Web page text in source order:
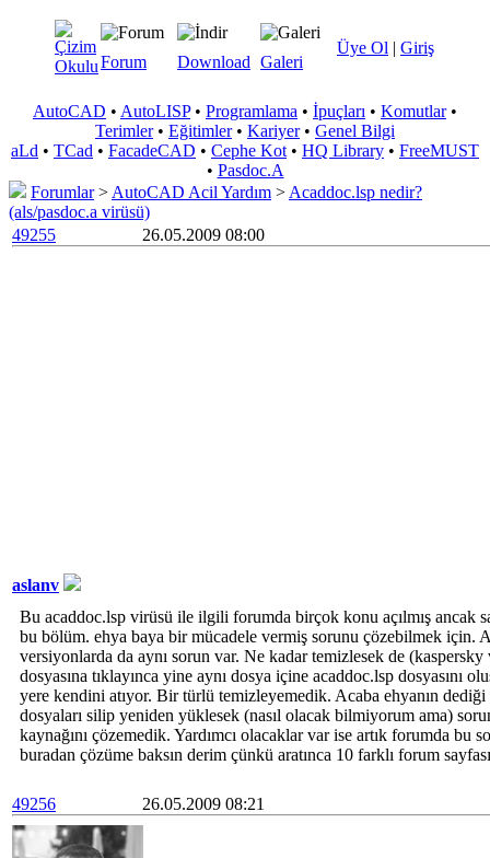
Üye Ol | Giriş
Forum Download Galeri
AutoCAD • AutoLISP• Programlama • İpuçları • Komutlar•
Terimler• Eğitimler• Kariyer• Genel Bilgi
aLd • TCad • FacadeCAD • Cephe Kot • HQ Library • FreeMUST
• Pasdoc.A
Forumlar> AutoCAD Acil Yardım > Acaddoc.lsp nedir?
(als/pasdoc.a virüsü)
49255
26.05.2009 08:00
aslanv
Bu acaddoc.lsp virüsü ile ilgili forumda birçok konu açılmış ancak
bu bölüm. ehya baya bir mücadele vermiş sorunu çözebilmek için.
versiyonlarda da aynı sorun var. Ne kadar temizlesek de
dosyasına tıklayınca yine aynı dosya içine acaddoc.lsp dosyasını
yere kendini atıyor. Bir türlü temizleyemedik. Acaba ehyanın
dosyaları silip yeniden yüklesek (nasıl olacak bilmiyorum ama)
kaynağını çözemedik. Yardımcı olacaklar var ise artık forumda bu
buradan çözüme baksın derim çünkü aratınca 10 farklı forum
49256 26.05.2009 08:21